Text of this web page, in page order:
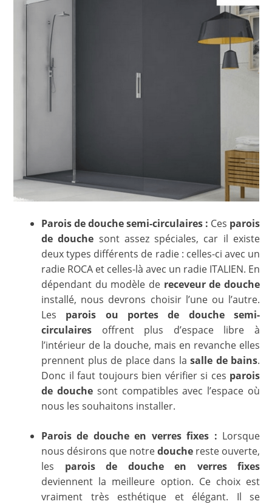
Parois de douche semi-circulaires : Ces parois
de douche sont assez spéciales, car il existe
deux types différents de radie : celles-ci avec un
radie ROCA et celles-là avec un radie ITALIEN. En
dépendant du modèle de receveur de douche
installé, nous devrons choisir l’une ou l’autre.
Les parois ou portes de douche semi-
circulaires offrent plus d’espace libre à
l’intérieur de la douche, mais en revanche elles
prennent plus de place dans la salle de bains.
Donc il faut toujours bien vérifier si ces parois
de douchesont compatibles avec l’espace où
nous les souhaitons installer.
Parois de douche en verres fixes : Lorsque
nous désirons que notredouche reste ouverte,
les parois de douche en verres fixes
deviennent la meilleure option. Ce choix est
vraiment très esthétique et élégant. Il se